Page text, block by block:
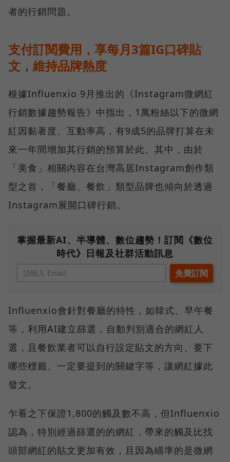
者的行銷問題。
支付訂閱費用，享每月3篇IG口碑貼
文，維持品牌熱度
根據Influenxio 9⽉推出的《Instagram微網紅
行銷數據趨勢報告》中指出，1萬粉絲以下的微網
紅因黏著度、互動率高，有9成5的品牌打算在未
來一年間增加其行銷的預算於此。其中，由於
「美食」相關內容在台灣高居Instagram創作類
型之首，「餐廳、餐飲」類型品牌也傾向於透過
Instagram展開口碑行銷。
掌握最新AI、半導體、數位趨勢！訂閱《數位
時代》日報及社群活動訊息
Influenxio會針對餐廳的特性，如韓式、早午餐
等，利用AI建立篩選，自動判別適合的網紅人
選，且餐飲業者可以自行設定貼文的方向、要下
哪些標籤、一定要提到的關鍵字等，讓網紅據此
發文。
乍看之下保證1,800的觸及數不高，但Influenxio
認為，特別經過篩選的的網紅，帶來的觸及比找
頭部網紅的貼文更加有效，且因為瞄準的是微網